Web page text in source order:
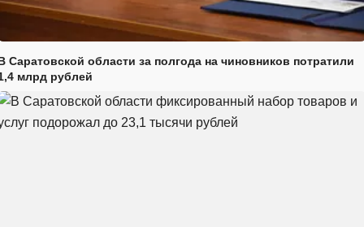
Саратовской области за полгода на чиновников потратили
млрд рублей